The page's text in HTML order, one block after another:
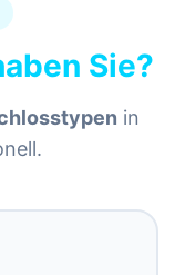
Sie?
in